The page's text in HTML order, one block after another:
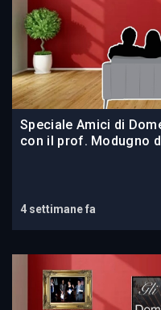
Speciale Amici di
con il prof. Modugno
4 settimane fa